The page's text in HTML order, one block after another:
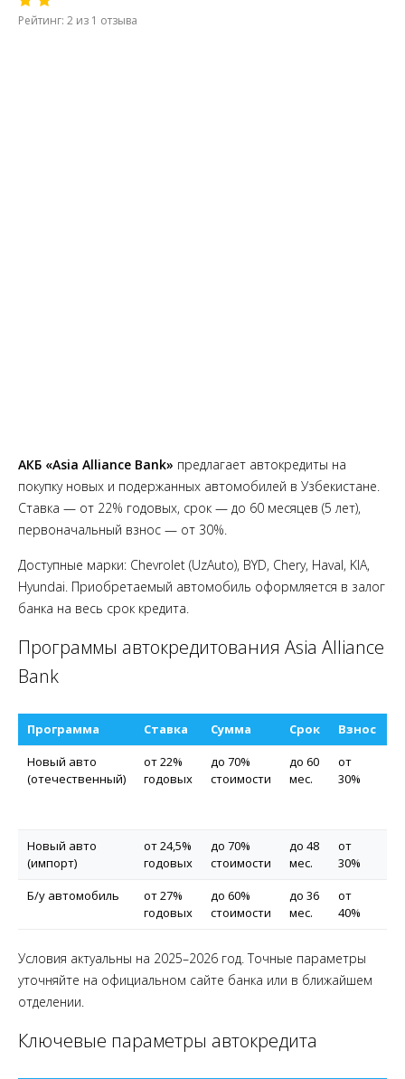
Рейтинг: 2 из 1 отзыва
АКБ «Asia Alliance Bank» предлагает автокредиты на
покупку новых и подержанных автомобилей в Узбекистане.
Ставка — от 22% годовых, срок — до 60 месяцев (5 лет),
первоначальный взнос — от 30%.
Доступные марки: Chevrolet (UzAuto), BYD, Chery, Haval, KIA,
Hyundai. Приобретаемый автомобиль оформляется в залог
банка на весь срок кредита.
Программы автокредитования Asia Alliance
Bank
Программа Ставка Сумма Срок Взнос
Новый авто
(отечественный)
от 22%
годовых
до 70%
стоимости
до 60
мес.
от
30%
Новый авто
(импорт)
от 24,5%
годовых
до 70%
стоимости
до 48
мес.
от
30%
Б/у автомобиль
от 27%
годовых
до 60%
стоимости
до 36
мес.
от
40%
Условия актуальны на 2025–2026 год. Точные параметры
уточняйте на официальном сайте банка или в ближайшем
отделении.
Ключевые параметры автокредита